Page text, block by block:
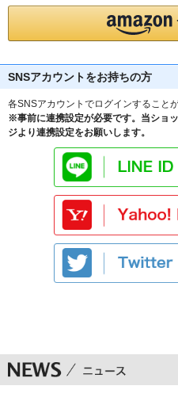
SNSアカウントをお持ちの方
各SNSアカウントでログインすることが
※事前に連携設定が必要です。当ショ
ジより連携設定をお願いします。